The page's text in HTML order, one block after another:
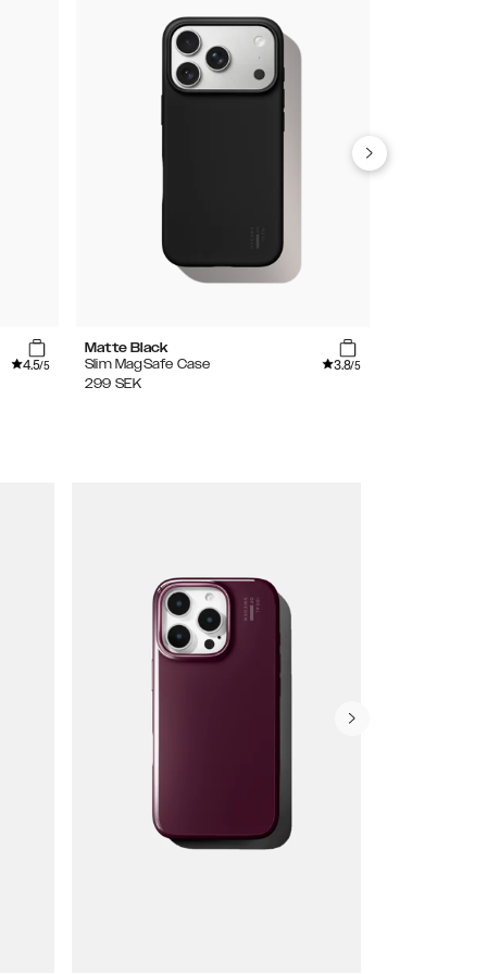
4.5/5
Matte Black
Slim MagSafe Case
3.8/5
299 SEK